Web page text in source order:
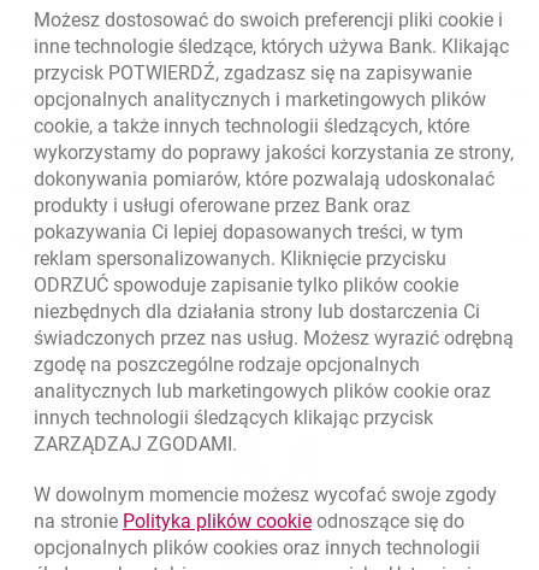
Skontaktuj się z Doradcą
Dodatkowe produkty i usługi
O banku
Odpowiedzialny biznes
Regulacje zewnętrzne
Możesz dostosować do swoich preferencji pliki cookie i
inne technologie śledzące, których używa Bank. Klikając
przycisk POTWIERDŹ, zgadzasz się na zapisywanie
opcjonalnych analitycznych i marketingowych plików
cookie, a także innych technologii śledzących, które
wykorzystamy do poprawy jakości korzystania ze strony,
dokonywania pomiarów, które pozwalają udoskonalać
produkty i usługi oferowane przez Bank oraz
pokazywania Ci lepiej dopasowanych treści, w tym
reklam spersonalizowanych. Kliknięcie przycisku
ODRZUĆ spowoduje zapisanie tylko plików cookie
niezbędnych dla działania strony lub dostarczenia Ci
świadczonych przez nas usług. Możesz wyrazić odrębną
zgodę na poszczególne rodzaje opcjonalnych
analitycznych lub marketingowych plików cookie oraz
innych technologii śledzących klikając przycisk
ZARZĄDZAJ ZGODAMI.
W dowolnym momencie możesz wycofać swoje zgody
na stronie Polityka plików cookielink otwiera się w nowym
odnoszące się do
opcjonalnych plików cookies oraz innych technologii